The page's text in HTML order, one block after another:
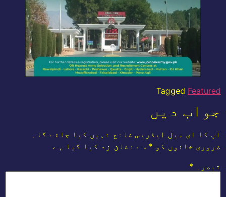
Tagged Featured
جواب دیں
آپ کا ای میل ایڈریس شائع نہیں کیا جائے گا۔
ضروری خانوں کو * سے نشان زد کیا گیا ہے
تبصرہ *